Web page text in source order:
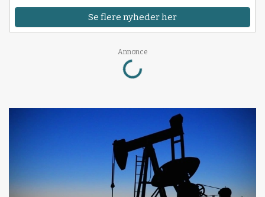
Se flere nyheder her
Annonce
Loading...